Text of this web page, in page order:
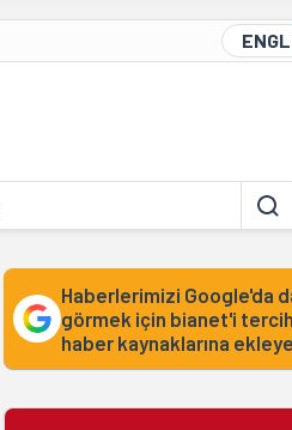
Haberlerimizi Google'da
görmek için bianet'i
haber kaynaklarına